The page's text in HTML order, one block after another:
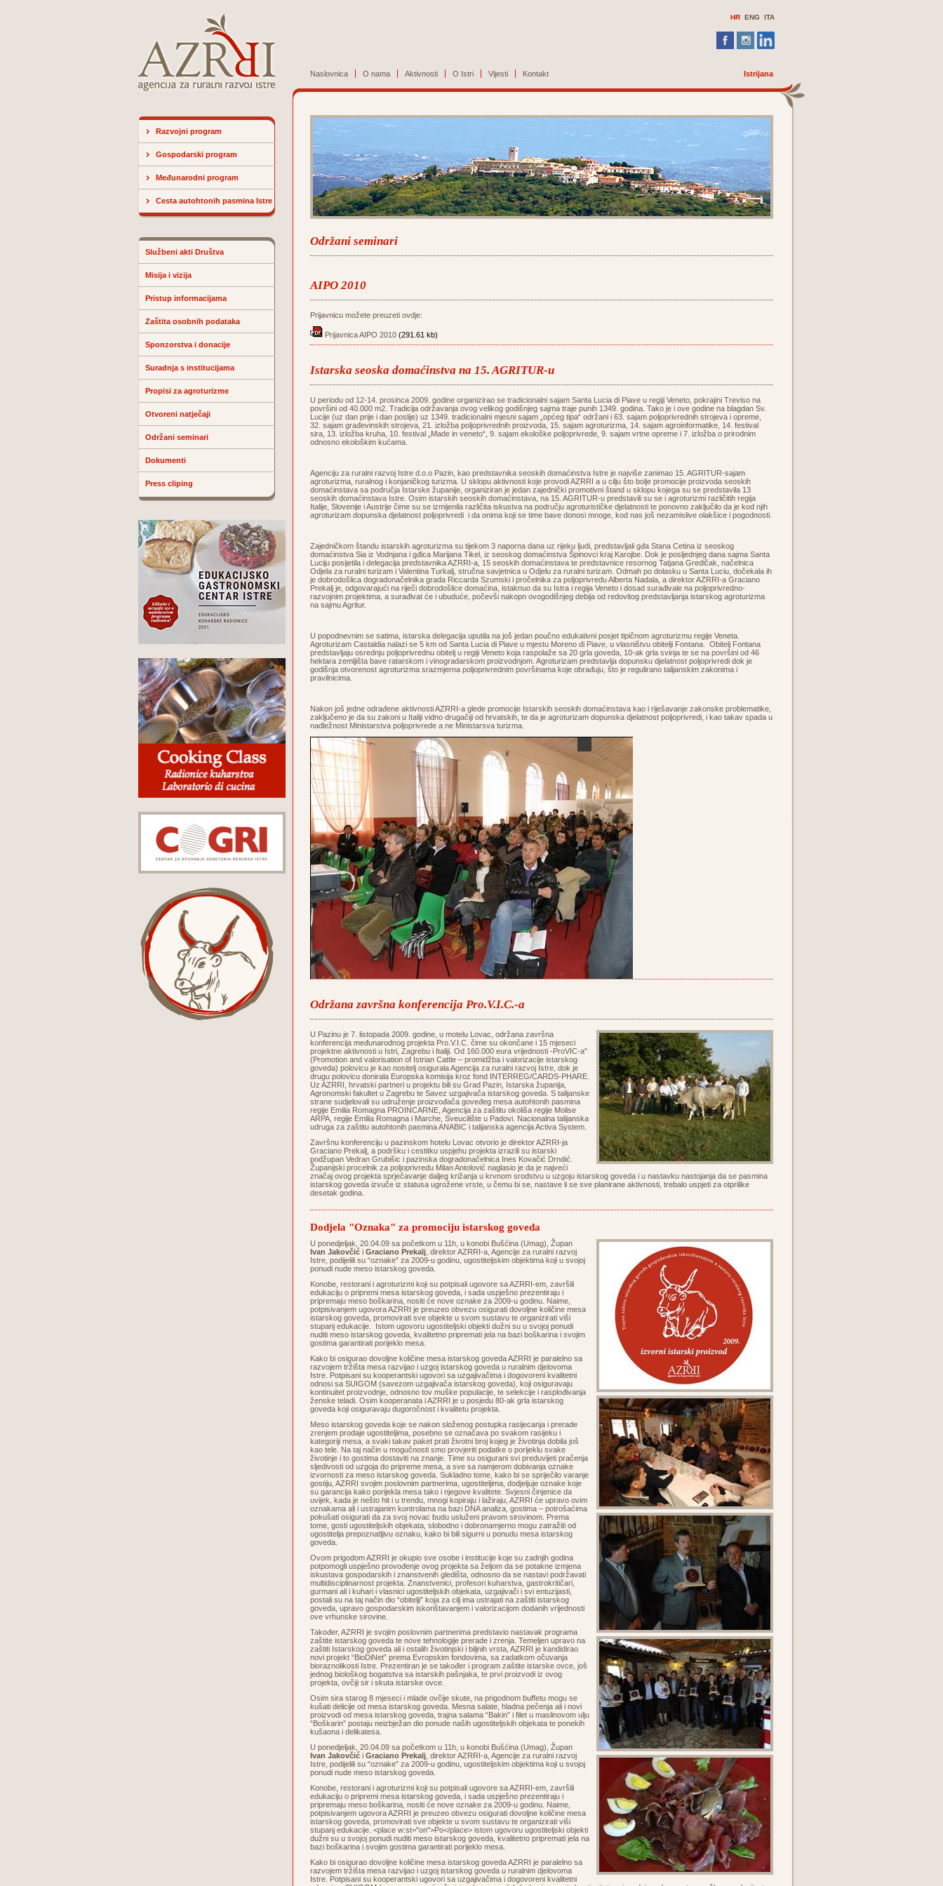
HR ENG ITA
Naslovnica O nama Aktivnosti O Istri Vijesti Kontakt Istrijana
Razvojni program
Gospodarski program
Međunarodni program
Cesta autohtonih pasmina Istre
Službeni akti Društva
Misija i vizija
Pristup informacijama
Zaštita osobnih podataka
Sponzorstva i donacije
Suradnja s institucijama
Propisi za agroturizme
Otvoreni natječaji
Održani seminari
Dokumenti
Press cliping
Održani seminari
AIPO 2010
Prijavnicu možete preuzeti ovdje:
Prijavnica AIPO 2010 (291.61 kb)
Istarska seoska domaćinstva na 15. AGRITUR-u
U periodu od 12-14. prosinca 2009. godine organizirao se tradicionalni sajam Santa Lucia di Piave u regiji Veneto, pokrajini Treviso na
površini od 40.000 m2. Tradicija održavanja ovog velikog godišnjeg sajma traje punih 1349. godina. Tako je i ove godine na blagdan Sv.
Lucije (uz dan prije i dan poslije) uz 1349. tradicionalni mjesni sajam „općeg tipa“ održani i 63. sajam poljoprivrednih strojeva i opreme,
32. sajam građevinskih strojeva, 21. izložba poljoprivrednih proizvoda, 15. sajam agroturizma, 14. sajam agroinformatike, 14. festival
sira, 13. izložba kruha, 10. festival „Made in veneto“, 9. sajam ekološke poljoprivrede, 9. sajam vrtne opreme i 7. izložba o prirodnim
odnosno ekološkim kućama.
Agenciju za ruralni razvoj Istre d.o.o Pazin, kao predstavnika seoskih domaćinstva Istre je najviše zanimao 15. AGRITUR-sajam
agroturizma, ruralnog i konjaničkog turizma. U sklopu aktivnosti koje provodi AZRRI a u cilju što bolje promocije proizvoda seoskih
domaćinstava sa područja Istarske županije, organiziran je jedan zajednički promotivni štand u sklopu kojega su se predstavila 13
seoskih domaćinstava Istre. Osim istarskih seoskih domaćinstava, na 15. AGRITUR-u predstavili su se i agroturizmi različitih regija
Italije, Slovenije i Austrije čime su se izmijenila različita iskustva na području agroturističke djelatnosti te ponovno zaključilo da je kod njih
agroturizam dopunska djelatnost poljoprivredi i da onima koji se time bave donosi mnoge, kod nas još nezamislive olakšice i pogodnosti.
Zajedničkom štandu istarskih agroturizma su tijekom 3 naporna dana uz rijeku ljudi, predstavljali gđa Stana Cetina iz seoskog
domaćinstva Sia iz Vodnjana i gđica Marijana Tikel, iz seoskog domaćinstva Špinovci kraj Karojbe. Dok je posljednjeg dana sajma Santa
Luciju posijetila i delegacija predstavnika AZRRI-a, 15 seoskih domaćinstava te predstavnice resornog Tatjana Gredičak, načelnica
Odjela za ruralni turizam i Valentina Turkalj, stručna savjetnica u Odjelu za ruralni turizam. Odmah po dolasku u Santa Luciu, dočekala ih
je dobrodošlica dogradonačelnika grada Riccarda Szumski i pročelnika za poljoprivredu Alberta Nadala, a direktor AZRRI-a Graciano
Prekalj je, odgovarajući na riječi dobrodošlice domaćina, istaknuo da su Istra i regija Veneto i dosad surađivale na poljoprivredno-
razvojnim projektima, a surađivat će i ubuduće, počevši nakopn ovogodišnjeg debija od redovitog predstavljanja istarskog agroturizma
na sajmu Agritur.
U popodnevnim se satima, istarska delegacija uputila na još jedan poučno edukativni posjet tipičnom agroturizmu regije Veneta.
Agroturizam Castaldia nalazi se 5 km od Santa Lucia di Piave u mjestu Moreno di Piave, u vlasništvu obitelji Fontana. Obitelj Fontana
predstavljaju osrednju poljoprivrednu obitelj u regiji Veneto koja raspolaže sa 20 grla goveda, 10-ak grla svinja te se na površini od 46
hektara zemljišta bave ratarskom i vinogradarskom proizvodnjom. Agroturizam predstavlja dopunsku djelatnost poljoprivredi dok je
godišnja otvorenost agroturizma srazmjerna poljoprivrednim površinama koje obrađuju, što je regulirano talijanskim zakonima i
pravilnicima.
Nakon još jedne odrađene aktivnosti AZRRI-a glede promocije Istarskih seoskih domaćinstava kao i riješavanje zakonske problematike,
zaključeno je da su zakoni u Italiji vidno drugačiji od hrvatskih, te da je agroturizam dopunska djelatnost poljoprivredi, i kao takav spada u
nadležnost Ministarstva poljoprivrede a ne Ministarsva turizma.
Održana završna konferencija Pro.V.I.C.-a
U Pazinu je 7. listopada 2009. godine, u motelu Lovac, održana završna
konferencija međunarodnog projekta Pro.V.I.C. čime su okončane i 15 mjeseci
projektne aktivnosti u Istri, Zagrebu i Italiji. Od 160.000 eura vrijednosti -ProVIC-a"
(Promotion and valorisation of Istrian Cattle – promidžba i valorizacije istarskog
goveda) polovicu je kao nositelj osigurala Agencija za ruralni razvoj Istre, dok je
drugu polovicu donirala Europska komisija kroz fond INTERREG/CARDS-PHARE.
Uz AZRRI, hrvatski partneri u projektu bili su Grad Pazin, Istarska županija,
Agronomski fakultet u Zagrebu te Savez uzgajivača istarskog goveda. S talijanske
strane sudjelovali su udruženje proizvođača goveđeg mesa autohtonih pasmina
regije Emilia Romagna PROINCARNE, Agencija za zaštitu okoliša regije Molise
ARPA, regije Emilia Romagna i Marche, Sveucilište u Padovi. Nacionalna talijanska
udruga za zaštitu autohtonih pasmina ANABIC i talijanska agencija Activa System.
Završnu konferenciju u pazinskom hotelu Lovac otvorio je direktor AZRRI-ja
Graciano Prekalj, a podršku i cestitku uspjehu projekta izrazili su istarski
podžupan Vedran Grubišic i pazinska dogradonačelnica Ines Kovačić Drndić.
Županijski procelnik za poljoprivredu Milan Antolović naglasio je da je najveći
značaj ovog projekta sprječavanje daljeg križanja u krvnom srodstvu u uzgoju istarskog goveda i u nastavku nastojanja da se pasmina
istarskog goveda izvuče iz statusa ugrožene vrste, u čemu bi se, nastave li se sve planirane aktivnosti, trebalo uspjeti za otprilike
desetak godina.
Dodjela "Oznaka" za promociju istarskog goveda
U ponedjeljak, 20.04.09 sa početkom u 11h, u konobi Bušćina (Umag), Župan
Ivan Jakovčić i Graciano Prekalj , direktor AZRRI-a, Agencije za ruralni razvoj
Istre, podijelili su “oznake” za 2009-u godinu, ugostiteljskim objektima koji u svojoj
ponudi nude meso istarskog goveda.
Konobe, restorani i agroturizmi koji su potpisali ugovore sa AZRRI-em, završili
edukaciju o pripremi mesa istarskog goveda, i sada uspješno prezentiraju i
pripremaju meso boškarina, nositi će nove oznake za 2009-u godinu. Naime,
potpisivanjem ugovora AZRRI je preuzeo obvezu osigurati dovoljne količine mesa
istarskog goveda, promovirati sve objekte u svom sustavu te organizirati viši
stupanj edukacije. Istom ugovoru ugostiteljski objekti dužni su u svojoj ponudi
nuditi meso istarskog goveda, kvalitetno pripremati jela na bazi boškarina i svojim
gostima garantirati porijeklo mesa.
Kako bi osigurao dovoljne količine mesa istarskog goveda AZRRI je paralelno sa
razvojem tržišta mesa razvijao i uzgoj istarskog goveda u ruralnim djelovoma
Istre. Potpisani su kooperantski ugovori sa uzgajivačima i dogovoreni kvalitetni
odnosi sa SUIGOM (savezom uzgajivača istarskog goveda), koji osiguravaju
kontinuitet proizvodnje, odnosno tov muške populacije, te selekcije i rasplođivanja
ženske teladi. Osim kooperanata i AZRRI je u posjedu 80-ak grla istarskog
goveda koji osiguravaju dugoročnost i kvalitetu projekta.
Meso istarskog goveda koje se nakon složenog postupka rasijecanja i prerade
zrenjem prodaje ugostiteljima, posebno se označava po svakom rasijeku i
kategoriji mesa, a svaki takav paket prati životni broj kojeg je životinja dobila još
kao tele. Na taj način u mogučnosti smo provjeriti podatke o porijeklu svake
životinje i to gostima dostaviti na znanje. Time su osigurani svi preduvijeti pračenja
sljedivosti od uzgoja do pripreme mesa, a sve sa namjerom dobivanja oznake
izvornosti za meso istarskog goveda. Sukladno tome, kako bi se spriječilo varanje
gostiju, AZRRI svojim poslovnim partnerima, ugostiteljima, dodjeljuje oznake koje
su garancija kako porijekla mesa tako i njegove kvalitete. Svjesni činjenice da
uvijek, kada je nešto hit i u trendu, mnogi kopiraju i lažiraju, AZRRI će upravo ovim
oznakama ali i ustrajanim kontrolama na bazi DNA analiza, gostima – potrošaćima
pokušati osigurati da za svoj novac budu usluženi pravom sirovinom. Prema
tome, gosti ugostiteljskih objekata, slobodno i dobronamjerno mogu zatražiti od
ugostitelja prepoznatljivu oznaku, kako bi bili sigurni u ponudu mesa istarskog
goveda.
Ovom prigodom AZRRI je okupio sve osobe i institucije koje su zadnjih godina
potpomogli uspješno provođenje ovog projekta sa željom da se potakne izmjena
iskustava gospodarskih i znanstvenih gledišta, odnosno da se nastavi podržavati
multidisciplinarnost projekta. Znanstvenici, profesori kuharstva, gastrokritičari,
gurmani ali i kuhari i vlasnici ugostiteljskih objekata, uzgajivači i svi entuzijasti,
postali su na taj način dio “obitelji” koja za cilj ima ustrajati na zaštiti istarskog
goveda, upravo gospodarskim iskorištavanjem i valorizacijom dodanih vrijednosti
ove vrhunske sirovine.
Također, AZRRI je svojim poslovnim partnerima predstavio nastavak programa
zaštite istarskog goveda te nove tehnologije prerade i zrenja. Temeljen upravo na
zaštiti Istarskog goveda ali i ostalih životinjski i biljnih vrsta, AZRRI je kandidirao
novi projekt “BioDiNet” prema Evropskim fondovima, sa zadatkom očuvanja
bioraznolikosti Istre. Prezentiran je se također i program zaštite istarske ovce, još
jednog biološkog bogatstva sa istarskih pašnjaka, te prvi proizvodi iz ovog
projekta, ovčiji sir i skuta istarske ovce.
Osim sira starog 8 mjeseci i mlade ovčije skute, na prigodnom buffetu mogu se
kušati delicije od mesa istarskog goveda. Mesna salate, hladna pečenja ali i novi
proizvodi od mesa istarskog goveda, trajna salama “Bakin” i filet u maslinovom ulju
“Boškarin” postaju neizbježan dio ponude naših ugostiteljskih objekata te ponekih
kušaona i delikatesa.
U ponedjeljak, 20.04.09 sa početkom u 11h, u konobi Bušćina (Umag), Župan
Ivan Jakovčić i Graciano Prekalj , direktor AZRRI-a, Agencije za ruralni razvoj
Istre, podijelili su “oznake” za 2009-u godinu, ugostiteljskim objektima koji u svojoj
ponudi nude meso istarskog goveda.
Konobe, restorani i agroturizmi koji su potpisali ugovore sa AZRRI-em, završili
edukaciju o pripremi mesa istarskog goveda, i sada uspješno prezentiraju i
pripremaju meso boškarina, nositi će nove oznake za 2009-u godinu. Naime,
potpisivanjem ugovora AZRRI je preuzeo obvezu osigurati dovoljne količine mesa
istarskog goveda, promovirati sve objekte u svom sustavu te organizirati viši
stupanj edukacije. <place w:st="on">Po</place> istom ugovoru ugostiteljski objekti
dužni su u svojoj ponudi nuditi meso istarskog goveda, kvalitetno pripremati jela na
bazi boškarina i svojim gostima garantirati porijeklo mesa.
Kako bi osigurao dovoljne količine mesa istarskog goveda AZRRI je paralelno sa
razvojem tržišta mesa razvijao i uzgoj istarskog goveda u ruralnim djelovoma
Istre. Potpisani su kooperantski ugovori sa uzgajivačima i dogovoreni kvalitetni